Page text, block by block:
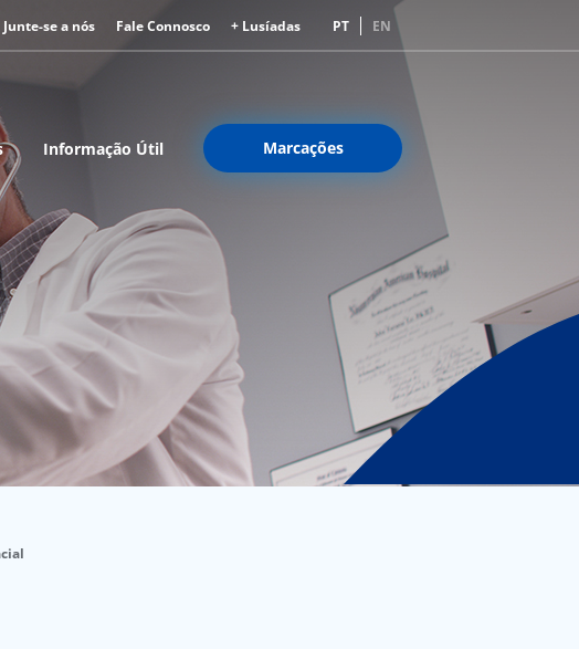
Junte-se a nós Fale Connosco + Lusíadas PT EN
Informação Útil Marcações